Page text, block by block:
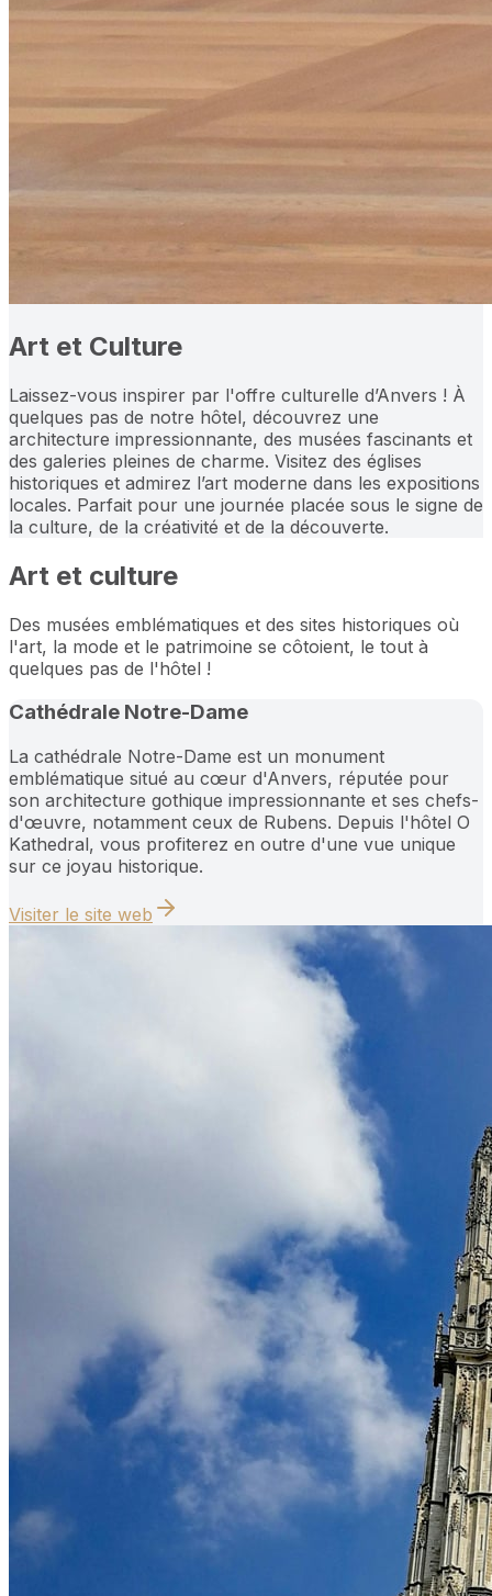
Art et Culture
Laissez-vous inspirer par l'offre culturelle d’Anvers ! À
quelques pas de notre hôtel, découvrez une
architecture impressionnante, des musées fascinants et
des galeries pleines de charme. Visitez des églises
historiques et admirez l’art moderne dans les expositions
locales. Parfait pour une journée placée sous le signe de
la culture, de la créativité et de la découverte.
Art et culture
Des musées emblématiques et des sites historiques où
l'art, la mode et le patrimoine se côtoient, le tout à
quelques pas de l'hôtel !
Cathédrale Notre-Dame
La cathédrale Notre-Dame est un monument
emblématique situé au cœur d'Anvers, réputée pour
son architecture gothique impressionnante et ses chefs-
d'œuvre, notamment ceux de Rubens. Depuis l'hôtel O
Kathedral, vous profiterez en outre d'une vue unique
sur ce joyau historique.
Visiter le site web